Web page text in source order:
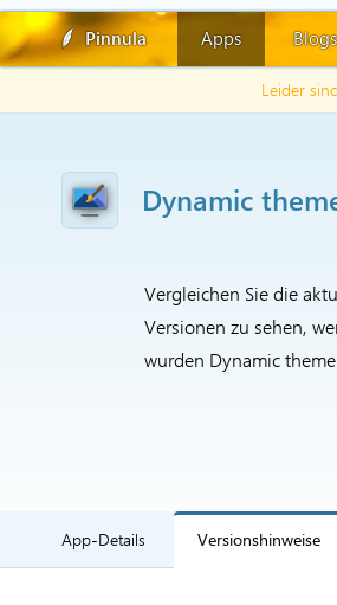
Pinnula Apps Blogs
Leider
Dynamic
Vergleichen Sie die
Versionen zu sehen,
wurden Dynamic
App-Details Versionshinweise